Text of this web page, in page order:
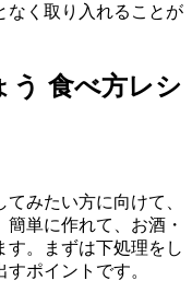
なく取り入れることが
う 食べ方レシ
みたい方に向けて、
単に作れて、お酒・
す。まずは下処理をし
ポイントです。